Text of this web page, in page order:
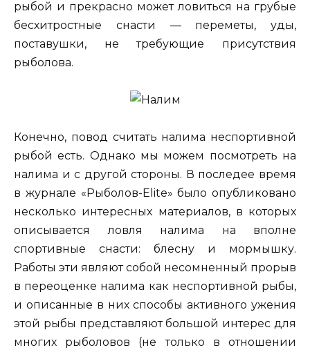
рыбой и прекрасно может ловиться на грубые
бесхитростные снасти — переметы, уды,
поставушки, не требующие присутствия
рыболова.
Конечно, повод считать налима неспортивной
рыбой есть. Однако мы можем посмотреть на
налима и с другой стороны. В последее время
в журнале «Рыболов-Elite» было опубликовано
несколько интересных материалов, в которых
описывается ловля налима на вполне
спортивные снасти: блесну и мормышку.
Работы эти являют собой несомненный прорыв
в переоценке налима как неспортивной рыбы,
и описанные в них способы активного ужения
этой рыбы представляют большой интерес для
многих рыболовов (не только в отношении